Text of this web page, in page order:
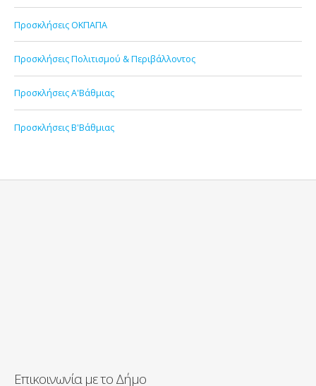
Προσκλήσεις ΟΚΠΑΠΑ
Προσκλήσεις Πολιτισμού & Περιβάλλοντος
Προσκλήσεις Α'Βάθμιας
Προσκλήσεις Β'Βάθμιας
Επικοινωνία με το Δήμο